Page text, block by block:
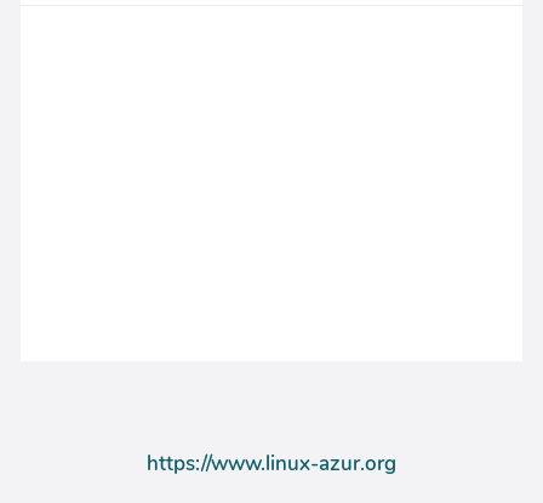
https://www.linux-azur.org